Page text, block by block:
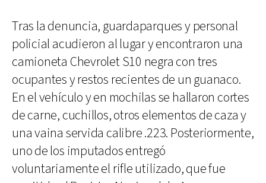
Tras la denuncia, guardaparques y personal
policial acudieron al lugar y encontraron una
camioneta Chevrolet S10 negra con tres
ocupantes y restos recientes de un guanaco.
En el vehículo y en mochilas se hallaron cortes
de carne, cuchillos, otros elementos de caza y
una vaina servida calibre .223. Posteriormente,
uno de los imputados entregó
voluntariamente el rifle utilizado, que fue